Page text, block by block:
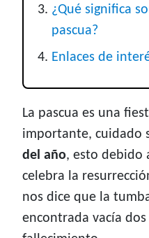
¿Qué significa
pascua?
Enlaces de
La pascua es una
importante, cuidado
del año, esto debido
celebra la
nos dice que la
encontrada vacía